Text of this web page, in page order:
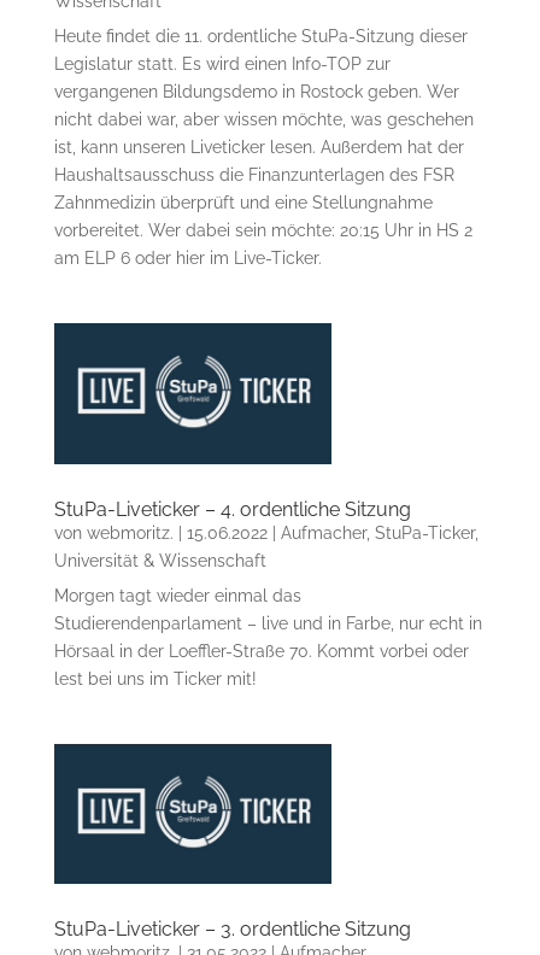
Heute findet die 11. ordentliche StuPa-Sitzung dieser
Legislatur statt. Es wird einen Info-TOP zur
vergangenen Bildungsdemo in Rostock geben. Wer
nicht dabei war, aber wissen möchte, was geschehen
ist, kann unseren Liveticker lesen. Außerdem hat der
Haushaltsausschuss die Finanzunterlagen des FSR
Zahnmedizin überprüft und eine Stellungnahme
vorbereitet. Wer dabei sein möchte: 20:15 Uhr in HS 2
am ELP 6 oder hier im Live-Ticker.
StuPa-Liveticker – 4. ordentliche Sitzung
von webmoritz. | 15.06.2022| Aufmacher, StuPa-Ticker,
Universität & Wissenschaft
Morgen tagt wieder einmal das
Studierendenparlament – live und in Farbe, nur echt in
Hörsaal in der Loeffler-Straße 70. Kommt vorbei oder
lest bei uns im Ticker mit!
StuPa-Liveticker – 3. ordentliche Sitzung